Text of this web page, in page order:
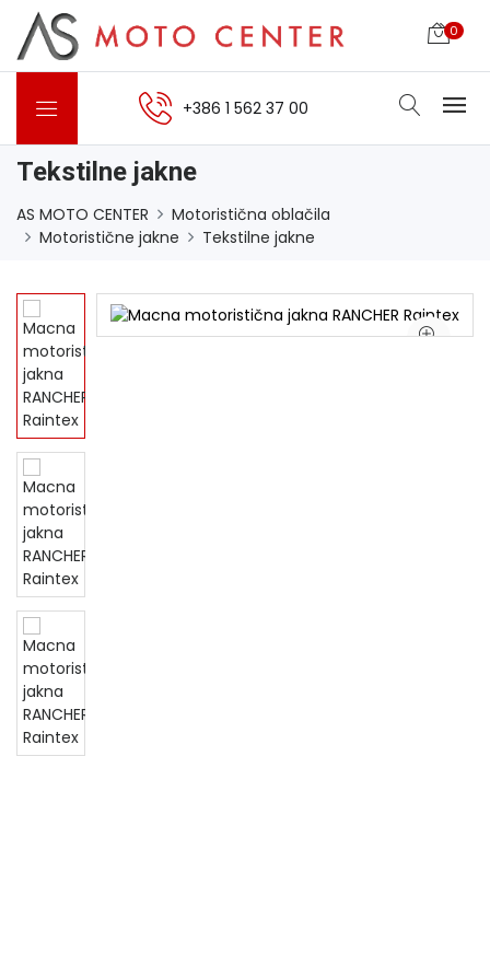
0
+386 1 562 37 00
Tekstilne jakne
AS MOTO CENTER
Motoristična oblačila
Motoristične jakne
Tekstilne jakne